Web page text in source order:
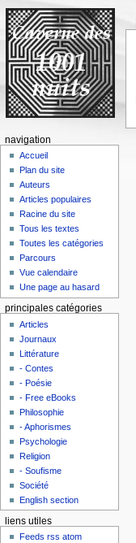
navigation
Accueil
Plan du site
Auteurs
Articles populaires
Racine du site
Tous les textes
Toutes les catégories
Parcours
Vue calendaire
Une page au hasard
principales catégories
Articles
Journaux
Littérature
- Contes
- Poésie
- Free eBooks
Philosophie
- Aphorismes
Psychologie
Religion
- Soufisme
Société
English section
liens utiles
Feeds rss atom